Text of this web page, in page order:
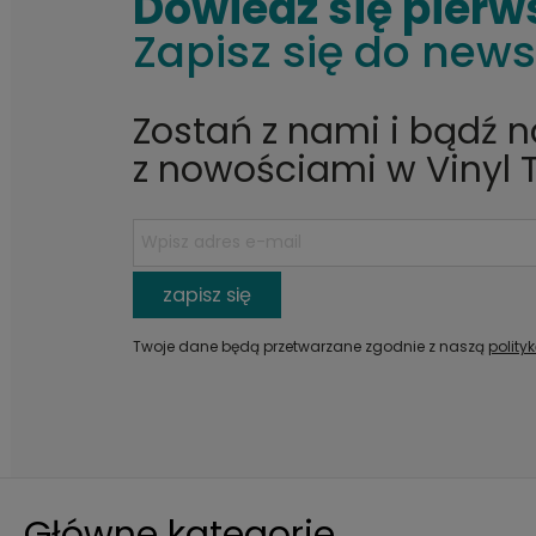
Zapisz się do
Zostań z nami i bądź
z nowościami w Vinyl
zapisz się
Twoje dane będą przetwarzane zgodnie z naszą